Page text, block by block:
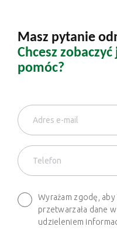
Masz pytanie
Chcesz
pomóc?
Wyrażam zgodę, aby
przetwarzała dane
udzieleniem